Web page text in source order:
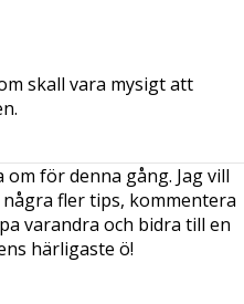
skall vara mysigt att
om för denna gång. Jag vill
fler tips, kommentera
varandra och bidra till en
härligaste ö!